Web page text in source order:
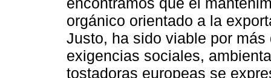
orgánico orientado a la
Justo, ha sido viable por
exigencias sociales,
tostadoras europeas se